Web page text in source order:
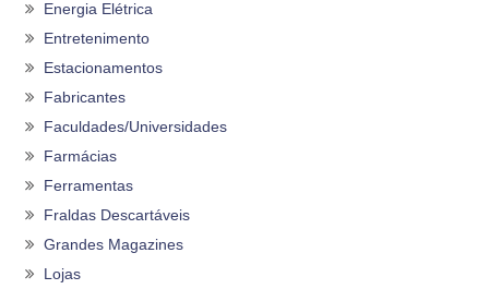
Energia Elétrica
Entretenimento
Estacionamentos
Fabricantes
Faculdades/Universidades
Farmácias
Ferramentas
Fraldas Descartáveis
Grandes Magazines
Lojas